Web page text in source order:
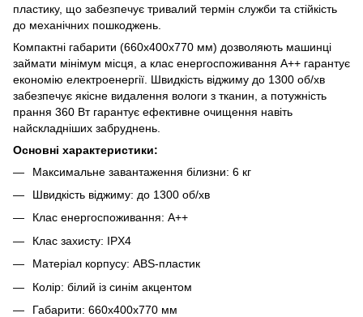
пластику, що забезпечує тривалий термін служби та стійкість
до механічних пошкоджень.
Компактні габарити (660х400х770 мм) дозволяють машинці
займати мінімум місця, а клас енергоспоживання А++ гарантує
економію електроенергії. Швидкість віджиму до 1300 об/хв
забезпечує якісне видалення вологи з тканин, а потужність
прання 360 Вт гарантує ефективне очищення навіть
найскладніших забруднень.
Основні характеристики:
Максимальне завантаження білизни: 6 кг
Швидкість віджиму: до 1300 об/хв
Клас енергоспоживання: А++
Клас захисту: IPX4
Матеріал корпусу: ABS-пластик
Колір: білий із синім акцентом
Габарити: 660х400х770 мм